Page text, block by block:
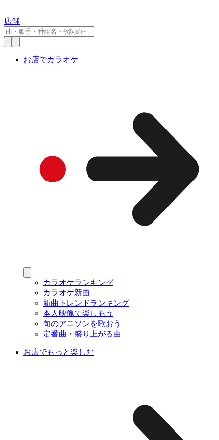
店舗
お店でカラオケ
カラオケランキング
カラオケ新曲
新曲トレンドランキング
本人映像で楽しもう
旬のアニソンを歌おう
定番曲・盛り上がる曲
お店でもっと楽しむ